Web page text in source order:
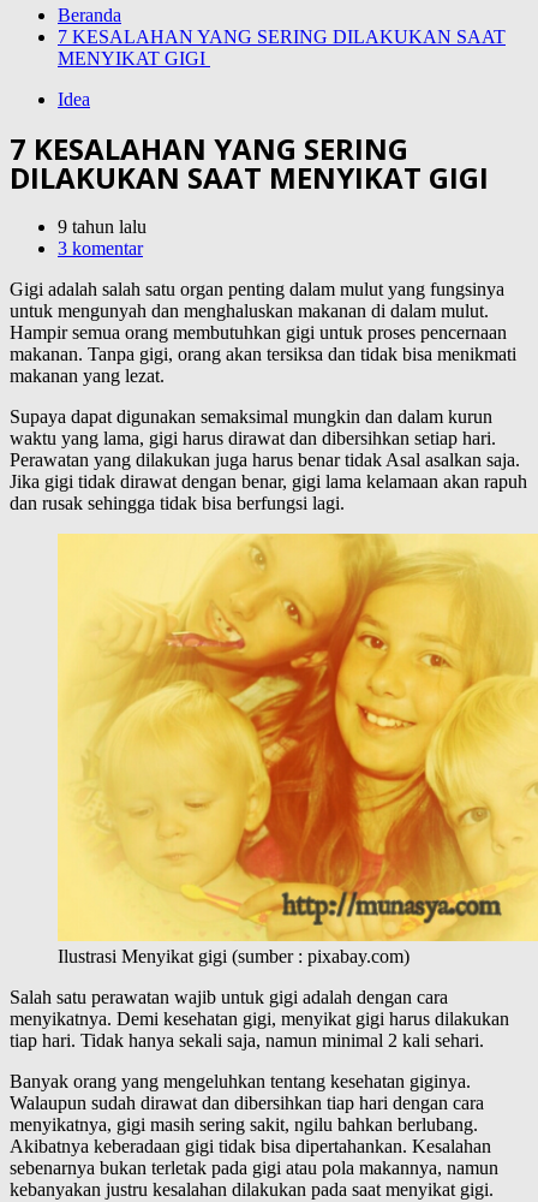
Beranda
7 KESALAHAN YANG SERING DILAKUKAN SAAT
MENYIKAT GIGI
Idea
7 KESALAHAN YANG SERING
DILAKUKAN SAAT MENYIKAT GIGI
9 tahun lalu
3 komentar
Gigi adalah salah satu organ penting dalam mulut yang fungsinya
untuk mengunyah dan menghaluskan makanan di dalam mulut.
Hampir semua orang membutuhkan gigi untuk proses pencernaan
makanan. Tanpa gigi, orang akan tersiksa dan tidak bisa menikmati
makanan yang lezat.
Supaya dapat digunakan semaksimal mungkin dan dalam kurun
waktu yang lama, gigi harus dirawat dan dibersihkan setiap hari.
Perawatan yang dilakukan juga harus benar tidak Asal asalkan saja.
Jika gigi tidak dirawat dengan benar, gigi lama kelamaan akan rapuh
dan rusak sehingga tidak bisa berfungsi lagi.
Ilustrasi Menyikat gigi (sumber : pixabay.com)
Salah satu perawatan wajib untuk gigi adalah dengan cara
menyikatnya. Demi kesehatan gigi, menyikat gigi harus dilakukan
tiap hari. Tidak hanya sekali saja, namun minimal 2 kali sehari.
Banyak orang yang mengeluhkan tentang kesehatan giginya.
Walaupun sudah dirawat dan dibersihkan tiap hari dengan cara
menyikatnya, gigi masih sering sakit, ngilu bahkan berlubang.
Akibatnya keberadaan gigi tidak bisa dipertahankan. Kesalahan
sebenarnya bukan terletak pada gigi atau pola makannya, namun
kebanyakan justru kesalahan dilakukan pada saat menyikat gigi.